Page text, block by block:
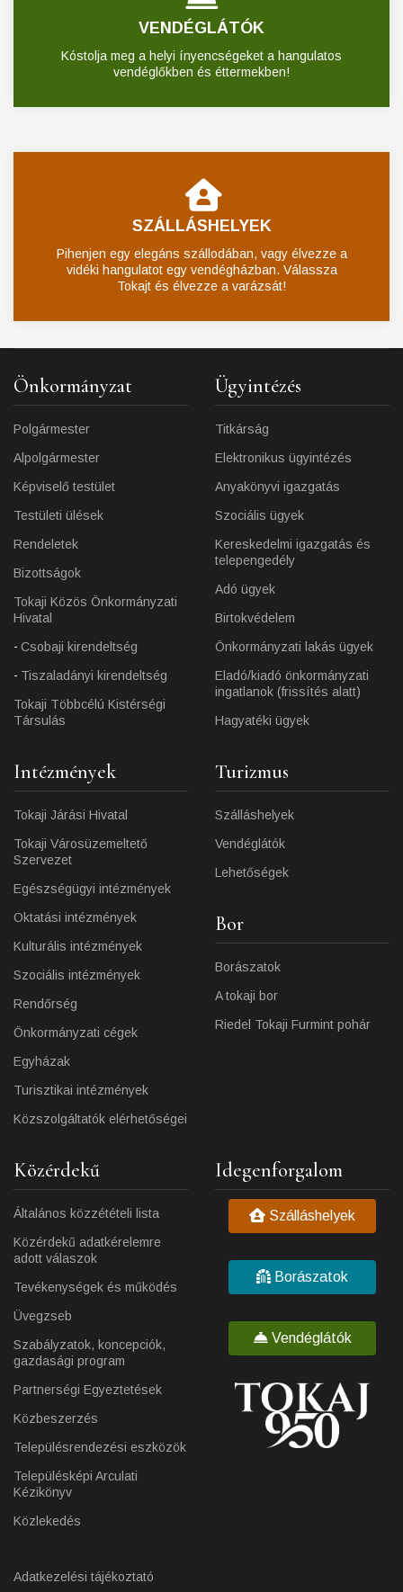
VENDÉGLÁTÓK
Kóstolja meg a helyi ínyencségeket a hangulatos
vendéglőkben és éttermekben!
SZÁLLÁSHELYEK
Pihenjen egy elegáns szállodában, vagy élvezze a
vidéki hangulatot egy vendégházban. Válassza
Tokajt és élvezze a varázsát!
Önkormányzat
Polgármester
Alpolgármester
Képviselő testület
Testületi ülések
Rendeletek
Bizottságok
Tokaji Közös Önkormányzati
Hivatal
Csobaji kirendeltség
Tiszaladányi kirendeltség
Tokaji Többcélú Kistérségi
Társulás
Ügyintézés
Titkárság
Elektronikus ügyintézés
Anyakönyvi igazgatás
Szociális ügyek
Kereskedelmi igazgatás és
telepengedély
Adó ügyek
Birtokvédelem
Önkormányzati lakás ügyek
Eladó/kiadó önkormányzati
ingatlanok (frissítés alatt)
Hagyatéki ügyek
Intézmények
Tokaji Járási Hivatal
Tokaji Városüzemeltető
Szervezet
Egészségügyi intézmények
Oktatási intézmények
Kulturális intézmények
Szociális intézmények
Rendőrség
Önkormányzati cégek
Egyházak
Turisztikai intézmények
Közszolgáltatók elérhetőségei
Turizmus
Szálláshelyek
Vendéglátók
Lehetőségek
Bor
Borászatok
A tokaji bor
Riedel Tokaji Furmint pohár
Közérdekű
Általános közzétételi lista
Közérdekű adatkérelemre
adott válaszok
Tevékenységek és működés
Üvegzseb
Szabályzatok, koncepciók,
gazdasági program
Partnerségi Egyeztetések
Közbeszerzés
Településrendezési eszközök
Településképi Arculati
Kézikönyv
Közlekedés
Adatkezelési tájékoztató
Idegenforgalom
Szálláshelyek
Borászatok
Vendéglátók